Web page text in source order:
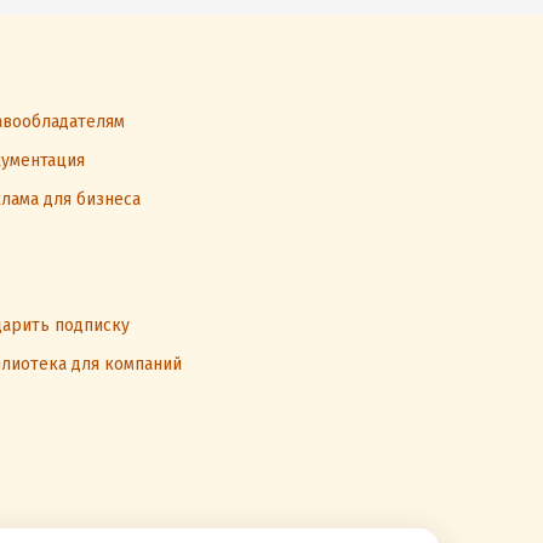
для бизнеса
подписку
для компаний